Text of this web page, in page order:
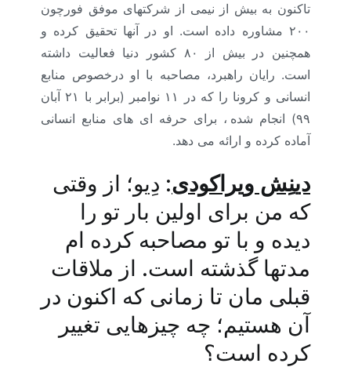
تاکنون به بیش از نیمی از شرکت­های موفق فورچون
۲۰۰ مشاوره داده است. او در آن­ها تحقیق کرده و
همچنین در بیش از ۸۰ کشور دنیا فعالیت داشته
است. رایان راهبرد، مصاحبه با او درخصوص منابع
انسانی و کرونا را که در ۱۱ نوامبر (برابر با ۲۱ آبان
۹۹) انجام شده
، برای حرفه ­ای های منابع انسانی
آماده کرده و ارائه می­ دهد.
دینِش ویراکودی: دِیو؛ از وقتی
که من برای اولین بار تو را
دیده و با تو مصاحبه کرده ­ام
مدت­ها گذشته است. از ملاقات
قبلی­ مان تا زمانی که اکنون در
آن هستیم؛ چه ­چیزهایی تغییر
کرده است؟